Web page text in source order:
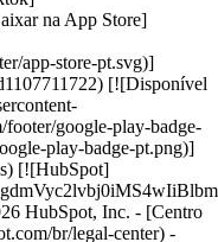
na App Store]
app-store-pt.svg)]
[![Disponível
footer/google-play-badge-
play-badge-pt.png)]
[![HubSpot]
HubSpot, Inc. - [Centro
br/legal-center) -